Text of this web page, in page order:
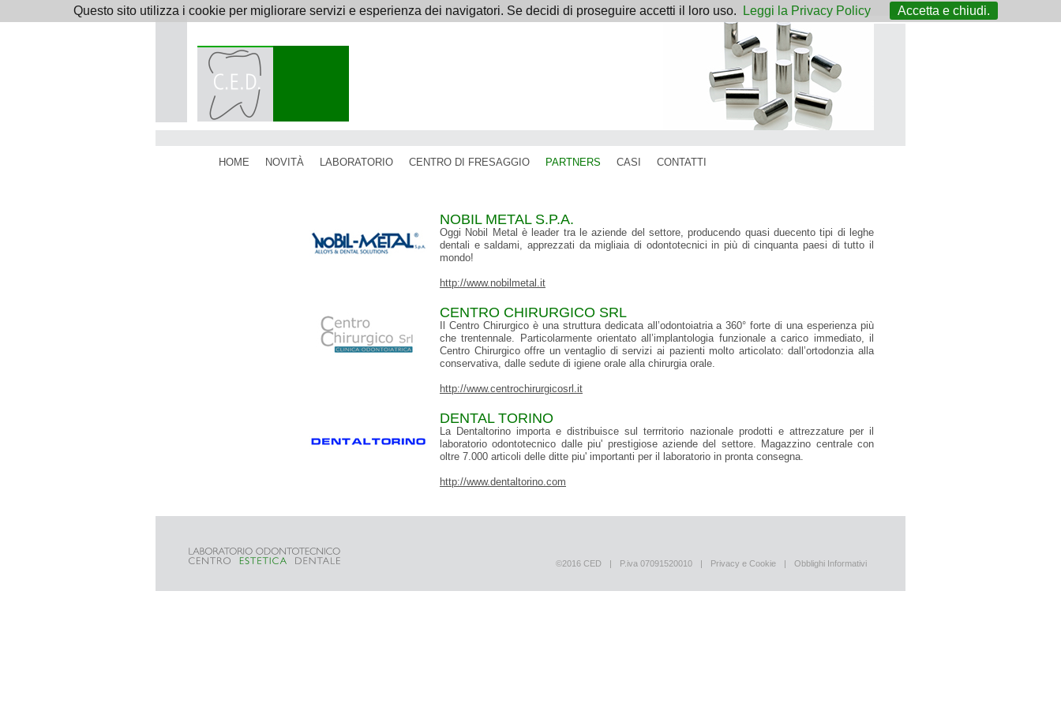
HOME NOVITÀ LABORATORIO CENTRO DI FRESAGGIO PARTNERS CASI CONTATTI
NOBIL METAL S.P.A.
Oggi Nobil Metal è leader tra le aziende del settore, producendo quasi duecento tipi di leghe
dentali e saldami, apprezzati da migliaia di odontotecnici in più di cinquanta paesi di tutto il
mondo!
http://www.nobilmetal.it
CENTRO CHIRURGICO SRL
Il Centro Chirurgico è una struttura dedicata all’odontoiatria a 360° forte di una esperienza più
che trentennale. Particolarmente orientato all’implantologia funzionale a carico immediato, il
Centro Chirurgico offre un ventaglio di servizi ai pazienti molto articolato: dall’ortodonzia alla
conservativa, dalle sedute di igiene orale alla chirurgia orale.
http://www.centrochirurgicosrl.it
DENTAL TORINO
La Dentaltorino importa e distribuisce sul terrritorio nazionale prodotti e attrezzature per il
laboratorio odontotecnico dalle piu' prestigiose aziende del settore. Magazzino centrale con
oltre 7.000 articoli delle ditte piu' importanti per il laboratorio in pronta consegna.
http://www.dentaltorino.com
©2016 CED | P.iva 07091520010 | Privacy e Cookie | Obblighi Informativi
Questo sito utilizza i cookie per migliorare servizi e esperienza dei navigatori. Se decidi di proseguire accetti il loro uso. Leggi la Privacy Policy Accetta e chiudi.